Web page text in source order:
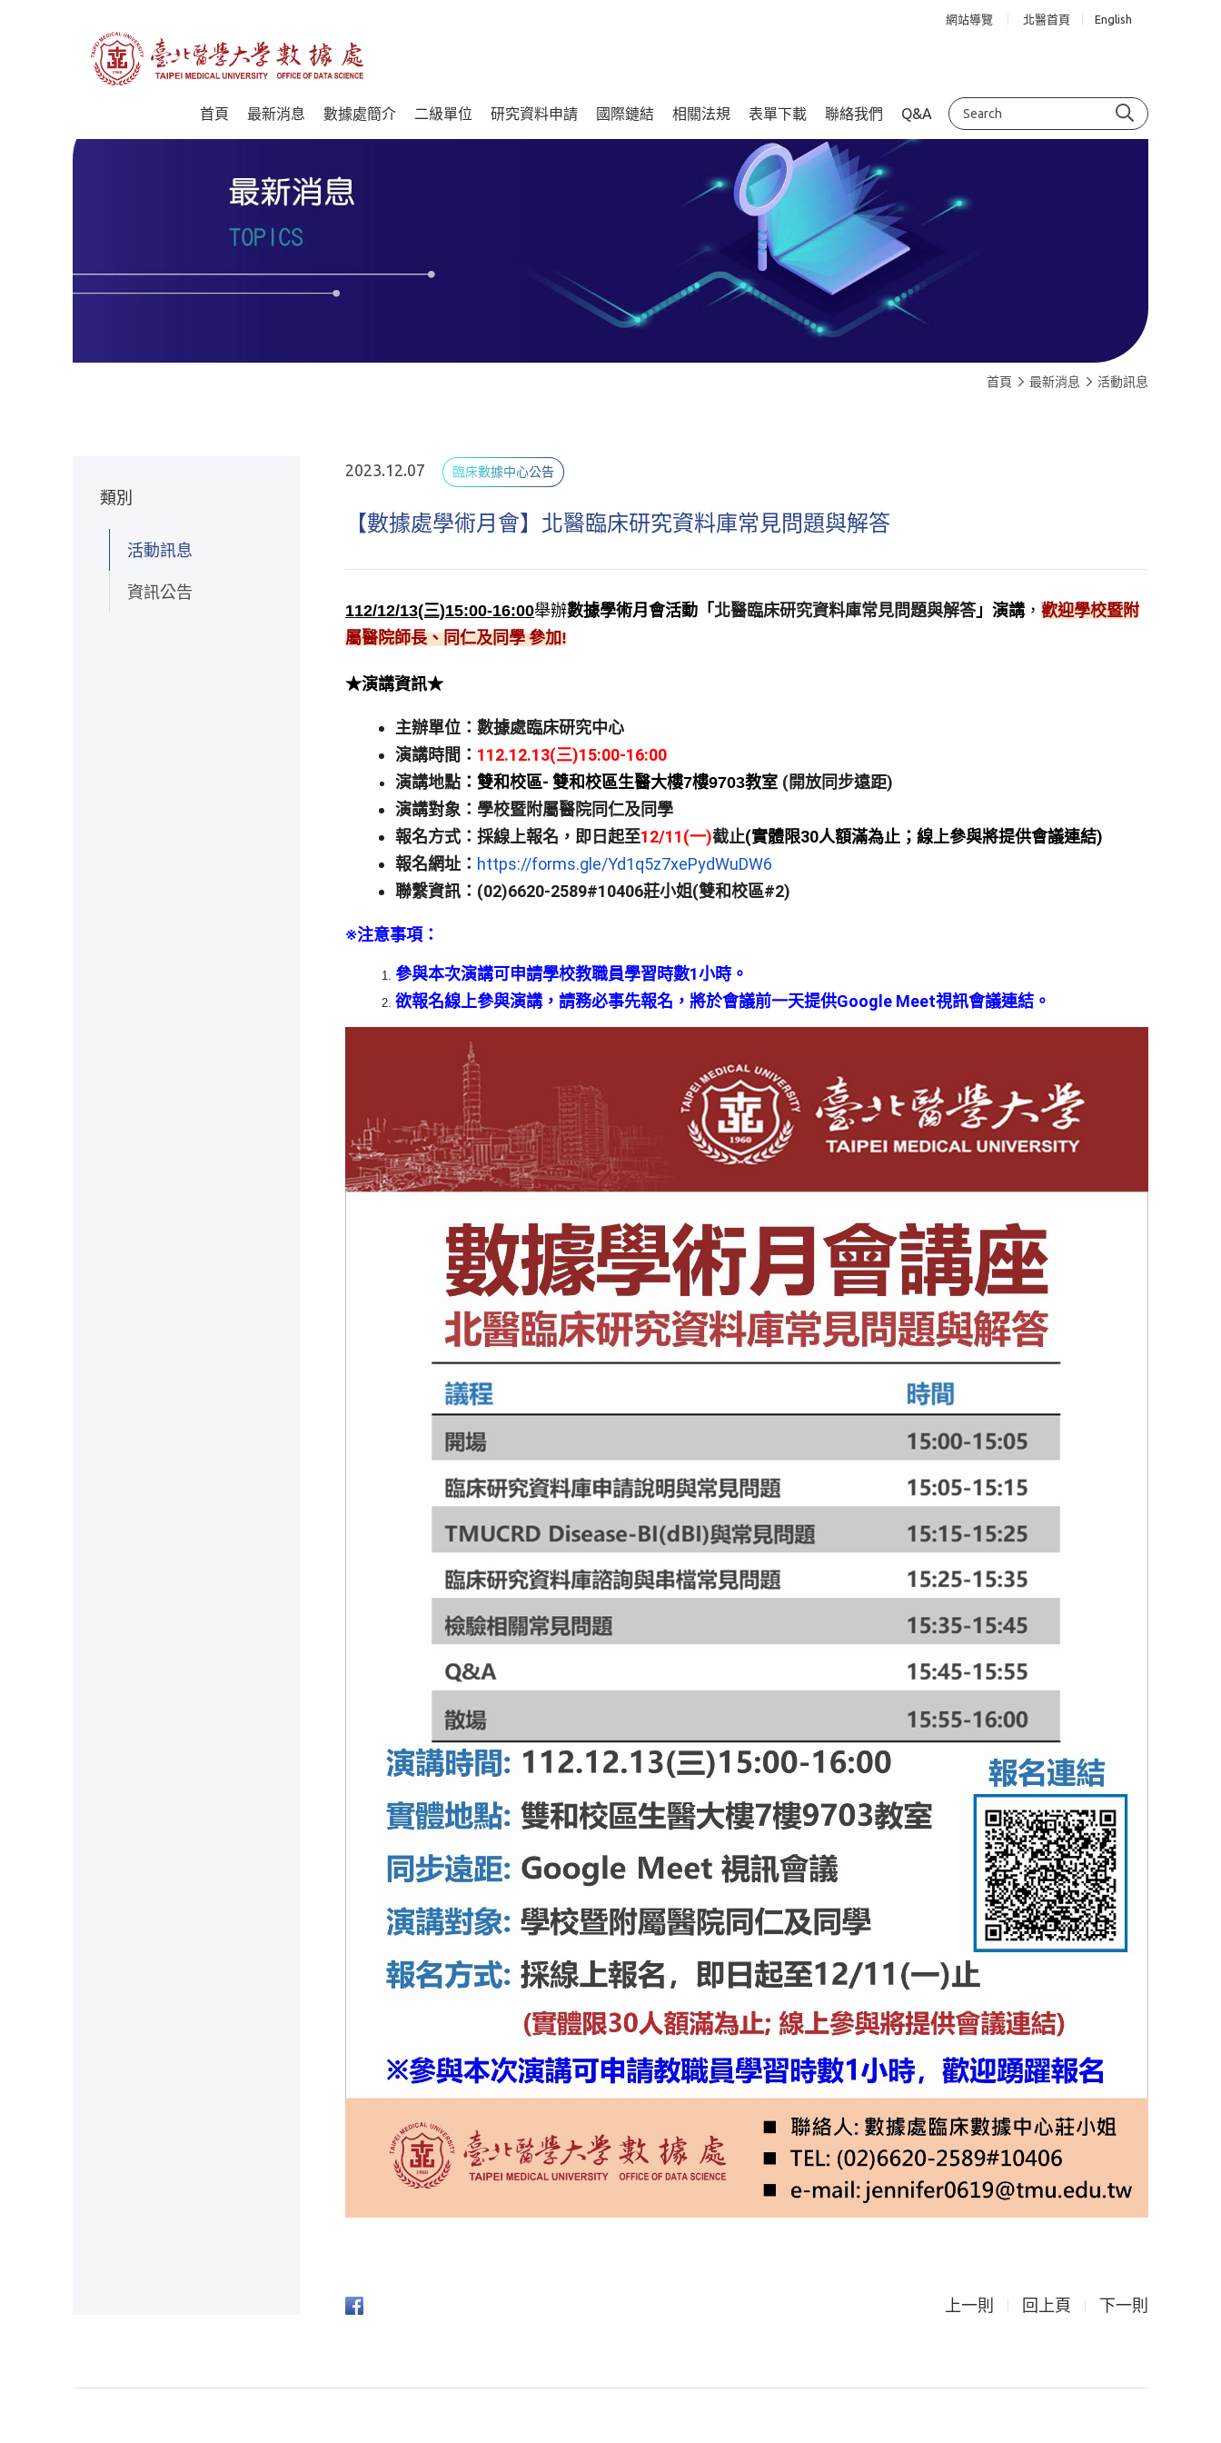
網站導覽 北醫首頁 English
首頁 最新消息 數據處簡介 二級單位 研究資料申請 國際鏈結 相關法規 表單下載 聯絡我們 Q&A
首頁 最新消息 活動訊息
類別
活動訊息
資訊公告
2023.12.07 臨床數據中心公告
【數據處學術月會】北醫臨床研究資料庫常見問題與解答
112/12/13(三)15:00-16:00舉辦數據學術月會活動「 北醫臨床研究資料庫常見問題與解答」演講 ， 歡迎學校暨附
屬醫院師長、同仁及同學 參加!
★演講資訊★
主辦單位：數據處臨床研究中心
演講時間： 112.12.13(三)15:00-16:00
演講地點 ：雙和校區- 雙和校區生醫大樓7樓9703教室 (開放同步遠距)
演講對象：學校暨附屬醫院同仁及同學
報名方式：採線上報名，即日起至12/11(一)截止(實體限30人額滿為止；線上參與將提供會議連結)
報名網址： https://forms.gle/Yd1q5z7xePydWuDW6
聯繫資訊：(02)6620-2589#10406莊小姐(雙和校區#2)
※注意事項：
參與本次演講可申請學校教職員學習時數1小時。
欲報名線上參與演講，請務必事先報名， 將於會議前一天提供Google Meet視訊會議連結。
上一則 回上頁 下一則